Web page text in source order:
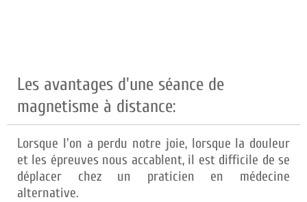
Les avantages d'une séance de
magnetisme à distance:
Lorsque l'on a perdu notre joie, lorsque la douleur
et les épreuves nous accablent, il est difficile de se
déplacer chez un praticien en médecine
alternative.